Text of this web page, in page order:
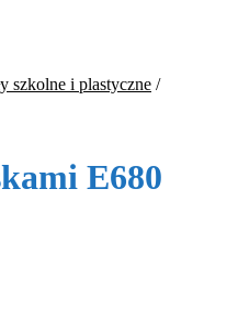
szkolne i plastyczne /
E680